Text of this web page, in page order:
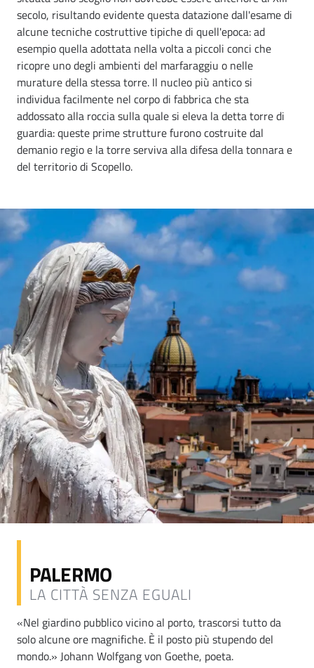
secolo, risultando evidente questa datazione dall'esame di
alcune tecniche costruttive tipiche di quell'epoca: ad
esempio quella adottata nella volta a piccoli conci che
ricopre uno degli ambienti del marfaraggiu o nelle
murature della stessa torre. Il nucleo più antico si
individua facilmente nel corpo di fabbrica che sta
addossato alla roccia sulla quale si eleva la detta torre di
guardia: queste prime strutture furono costruite dal
demanio regio e la torre serviva alla difesa della tonnara e
del territorio di Scopello.
PALERMO
LA CITTÀ SENZA EGUALI
«Nel giardino pubblico vicino al porto, trascorsi tutto da
solo alcune ore magnifiche. È il posto più stupendo del
mondo.» Johann Wolfgang von Goethe, poeta.